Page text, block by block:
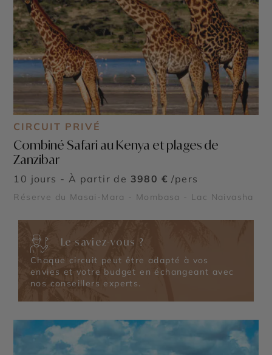
CIRCUIT PRIVÉ
Combiné Safari au Kenya et plages de
Zanzibar
10 jours - À partir de 3980 € /pers
Réserve du Masai-Mara - Mombasa - Lac Naivasha
Le saviez-vous ?
Chaque circuit peut être adapté à vos
envies et votre budget en échangeant avec
nos conseillers experts.